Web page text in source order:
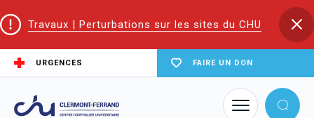
Travaux | Perturbations sur les sites du CHU
URGENCES FAIRE UN DON
Accueil